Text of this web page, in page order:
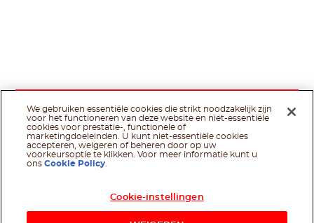
We gebruiken essentiële cookies die strikt noodzakelijk zijn
voor het functioneren van deze website en niet-essentiële
cookies voor prestatie-, functionele of
marketingdoeleinden. U kunt niet-essentiële cookies
accepteren, weigeren of beheren door op uw
voorkeursoptie te klikken. Voor meer informatie kunt u
ons Cookie Policy
Cookie-instellingen